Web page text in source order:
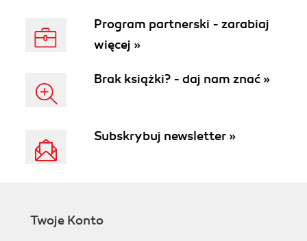
Program partnerski - zarabiaj
więcej »
Brak książki? - daj nam znać »
Subskrybuj newsletter »
Twoje Konto